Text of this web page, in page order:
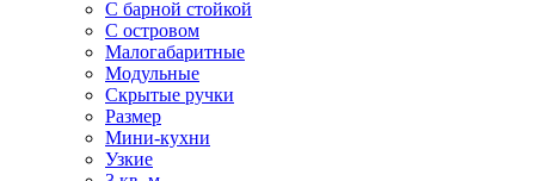
С барной стойкой
С островом
Малогабаритные
Модульные
Скрытые ручки
Размер
Мини-кухни
Узкие